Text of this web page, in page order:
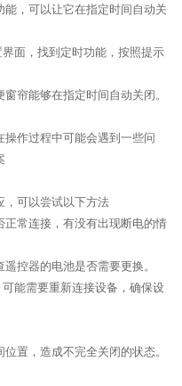
，可以让它在指定时间自动关
面，找到定时功能，按照提示
帘能够在指定时间自动关闭。
作过程中可能会遇到一些问
，可以尝试以下方法
常连接，有没有出现断电的情
控器的电池是否需要更换。
能需要重新连接设备，确保设
置，造成不完全关闭的状态。